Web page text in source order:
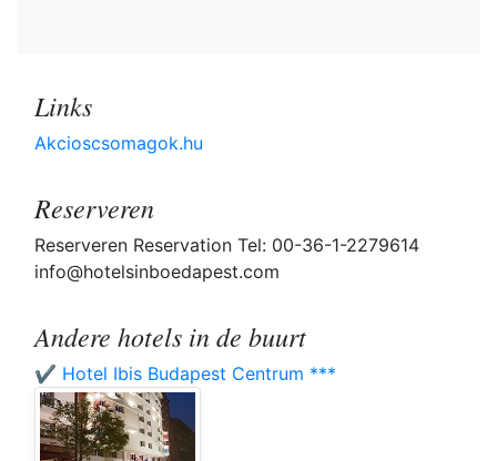
Links
Akcioscsomagok.hu
Reserveren
Reserveren Reservation Tel: 00-36-1-2279614
info@hotelsinboedapest.com
Andere hotels in de buurt
✔️ Hotel Ibis Budapest Centrum ***